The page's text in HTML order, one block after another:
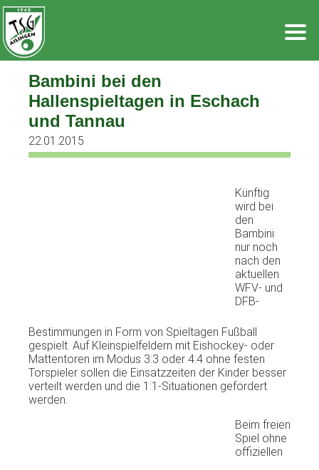
Zum
Inhalt
springen
Bambini bei den
Hallenspieltagen in Eschach
und Tannau
22.01.2015
Künftig
wird bei
den
Bambini
nur noch
nach den
aktuellen
WFV- und
DFB-
Bestimmungen in Form von Spieltagen Fußball
gespielt. Auf Kleinspielfeldern mit Eishockey- oder
Mattentoren im Modus 3:3 oder 4:4 ohne festen
Torspieler sollen die Einsatzzeiten der Kinder besser
verteilt werden und die 1:1-Situationen gefördert
werden.
Beim freien
Spiel ohne
offiziellen